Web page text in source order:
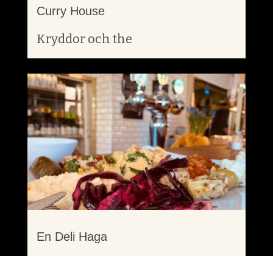
Curry House
Kryddor och the
En Deli Haga